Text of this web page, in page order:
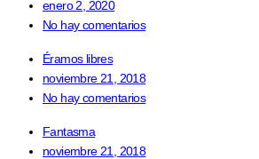
enero 2, 2020
No hay comentarios
Éramos libres
noviembre 21, 2018
No hay comentarios
Fantasma
noviembre 21, 2018